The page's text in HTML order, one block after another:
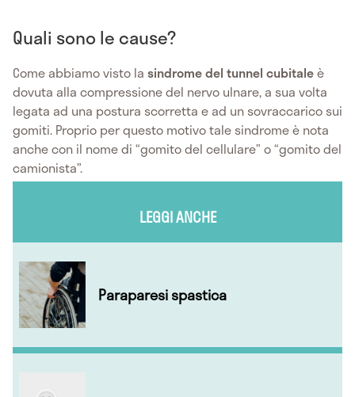
Quali sono le cause?
Come abbiamo visto la sindrome del tunnel cubitaleè
dovuta alla compressione del nervo ulnare, a sua volta
legata ad una postura scorretta e ad un sovraccarico sui
gomiti. Proprio per questo motivo tale sindrome è nota
anche con il nome di “gomito del cellulare” o “gomito del
camionista”.
LEGGI ANCHE
Paraparesi spastica